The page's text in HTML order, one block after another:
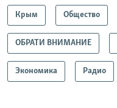
Крым Общество
ОБРАТИ ВНИМАНИЕ
Экономика Радио